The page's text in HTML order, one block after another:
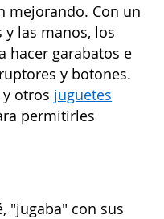
mejorando. Con un
las manos, los
hacer garabatos e
y botones.
y otros juguetes
permitirles
"jugaba" con sus